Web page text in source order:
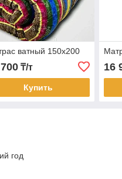
ватный 150х200
₸/т
Купить
16
год